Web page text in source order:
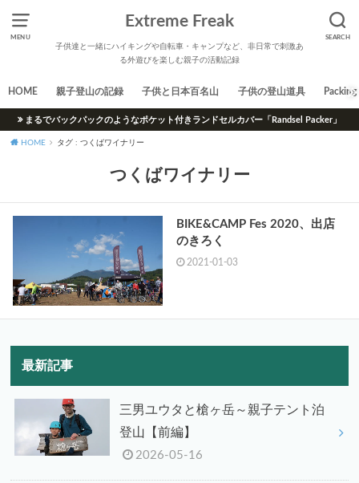
MENU SEARCH
Extreme Freak
子供達と一緒にハイキングや自転車・キャンプなど、非日常で刺激あ
る外遊びを楽しむ親子の活動記録
HOME 親子登山の記録 子供と日本百名山 子供の登山道具 Packing
まるでバックパックのようなポケット付きランドセルカバー「Randsel Packer」
HOME タグ : つくばワイナリー
つくばワイナリー
BIKE&CAMP Fes 2020、出店
のきろく
2021-01-03
最新記事
三男ユウタと槍ヶ岳～親子テント泊
登山【前編】
2026-05-16